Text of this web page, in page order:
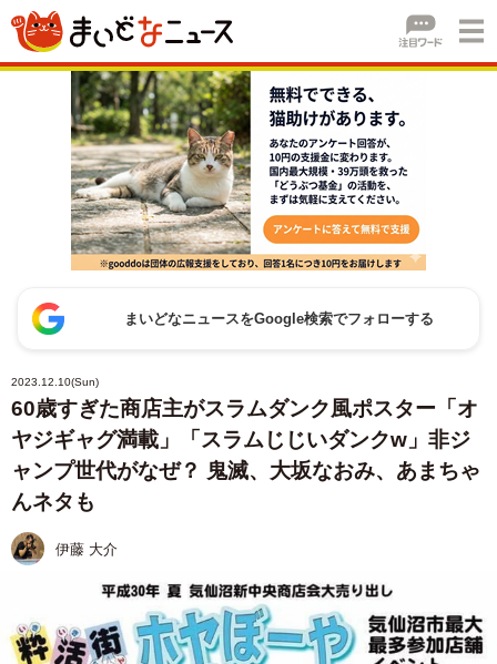
まいどなニュースをGoogle検索でフォローする
2023.12.10(Sun)
60歳すぎた商店主がスラムダンク風ポスター「オ
ヤジギャグ満載」「スラムじじいダンクw」非ジ
ャンプ世代がなぜ？ 鬼滅、大坂なおみ、あまちゃ
んネタも
伊藤 大介